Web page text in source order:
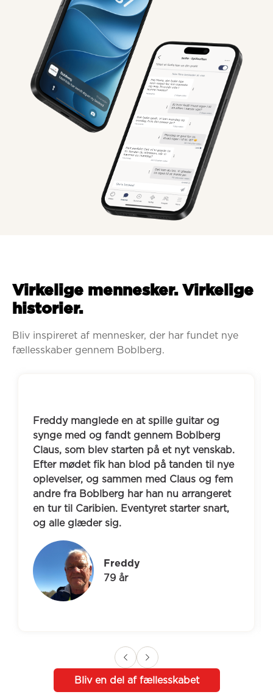
Virkelige mennesker. Virkelige
historier.
Bliv inspireret af mennesker, der har fundet nye
fællesskaber gennem Boblberg.
Freddy manglede en at spille guitar og
synge med og fandt gennem Boblberg
Claus, som blev starten på et nyt venskab.
Efter mødet fik han blod på tanden til nye
oplevelser, og sammen med Claus og fem
andre fra Boblberg har han nu arrangeret
en tur til Caribien. Eventyret starter snart,
og alle glæder sig.
Freddy
79 år
Bliv en del af fællesskabet